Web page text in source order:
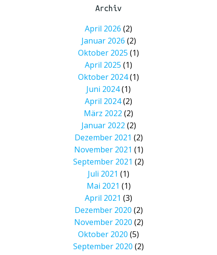
navigationnavigation
Archiv
April 2026 (2)
Januar 2026 (2)
Oktober 2025 (1)
April 2025 (1)
Oktober 2024(1)
Juni 2024(1)
April 2024(2)
März 2022 (2)
Januar 2022 (2)
Dezember 2021 (2)
November 2021 (1)
September 2021 (2)
Juli 2021 (1)
Mai 2021 (1)
April 2021 (3)
Dezember 2020 (2)
November 2020 (2)
Oktober 2020 (5)
September 2020 (2)